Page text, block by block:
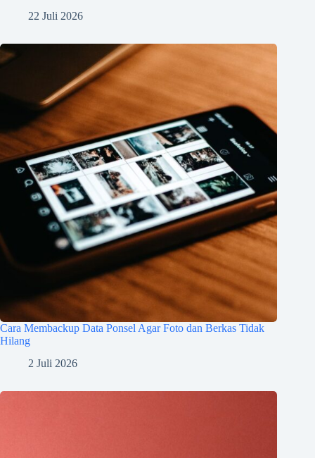
22 Juli 2026
Cara Membackup Data Ponsel Agar Foto dan Berkas Tidak
Hilang
2 Juli 2026